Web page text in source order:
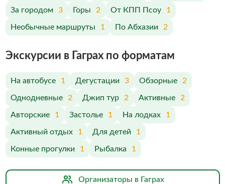
За городом 3 Горы 2 От КПП Псоу 1
Необычные маршруты 1 По Абхазии 2
Экскурсии в Гаграх по форматам
На автобусе 1 Дегустации 3 Обзорные 2
Однодневные 2 Джип тур 2 Активные 2
Авторские 1 Застолье 1 На лодках 1
Активный отдых 1 Для детей 1
Конные прогулки 1 Рыбалка 1
Организаторы в Гаграх